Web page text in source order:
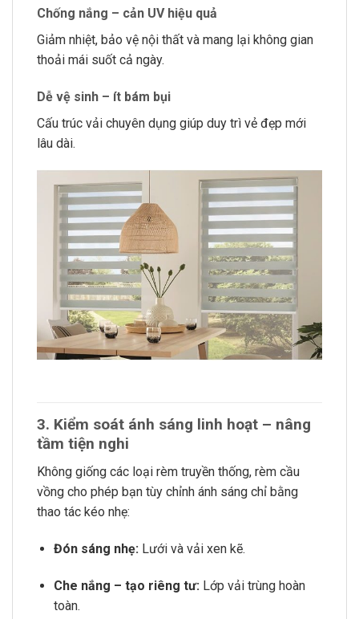
Chống nắng – cản UV hiệu quả
Giảm nhiệt, bảo vệ nội thất và mang lại không gian
thoải mái suốt cả ngày.
Dễ vệ sinh – ít bám bụi
Cấu trúc vải chuyên dụng giúp duy trì vẻ đẹp mới
lâu dài.
3. Kiểm soát ánh sáng linh hoạt – nâng
tầm tiện nghi
Không giống các loại rèm truyền thống, rèm cầu
vồng cho phép bạn tùy chỉnh ánh sáng chỉ bằng
thao tác kéo nhẹ:
Đón sáng nhẹ: Lưới và vải xen kẽ.
Che nắng – tạo riêng tư: Lớp vải trùng hoàn
toàn.